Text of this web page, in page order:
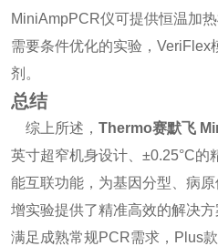
MiniAmpPCR仪可提供恒温加
需要条件优化的实验，VeriFlex
剂。
总结
综上所述， Thermo赛默飞
英寸超窄机身设计、±0.25°C的
能互联功能，为基因分型、病
增实验提供了精准高效的解决
满足成熟常规PCR需求，Plus